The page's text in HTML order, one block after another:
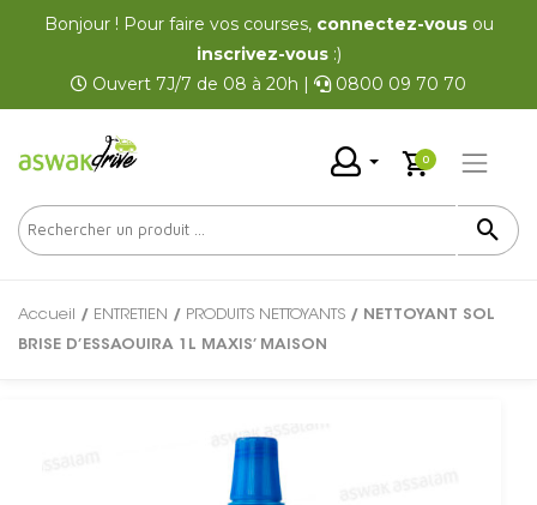
Bonjour ! Pour faire vos courses, connectez-vousou
inscrivez-vous:)
Ouvert 7J/7 de 08 à 20h |
0800 09 70 70
0
Accueil / ENTRETIEN / PRODUITS NETTOYANTS / NETTOYANT SOL
BRISE D’ESSAOUIRA 1L MAXIS’ MAISON